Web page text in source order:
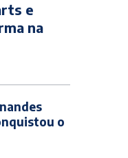
e
na
o